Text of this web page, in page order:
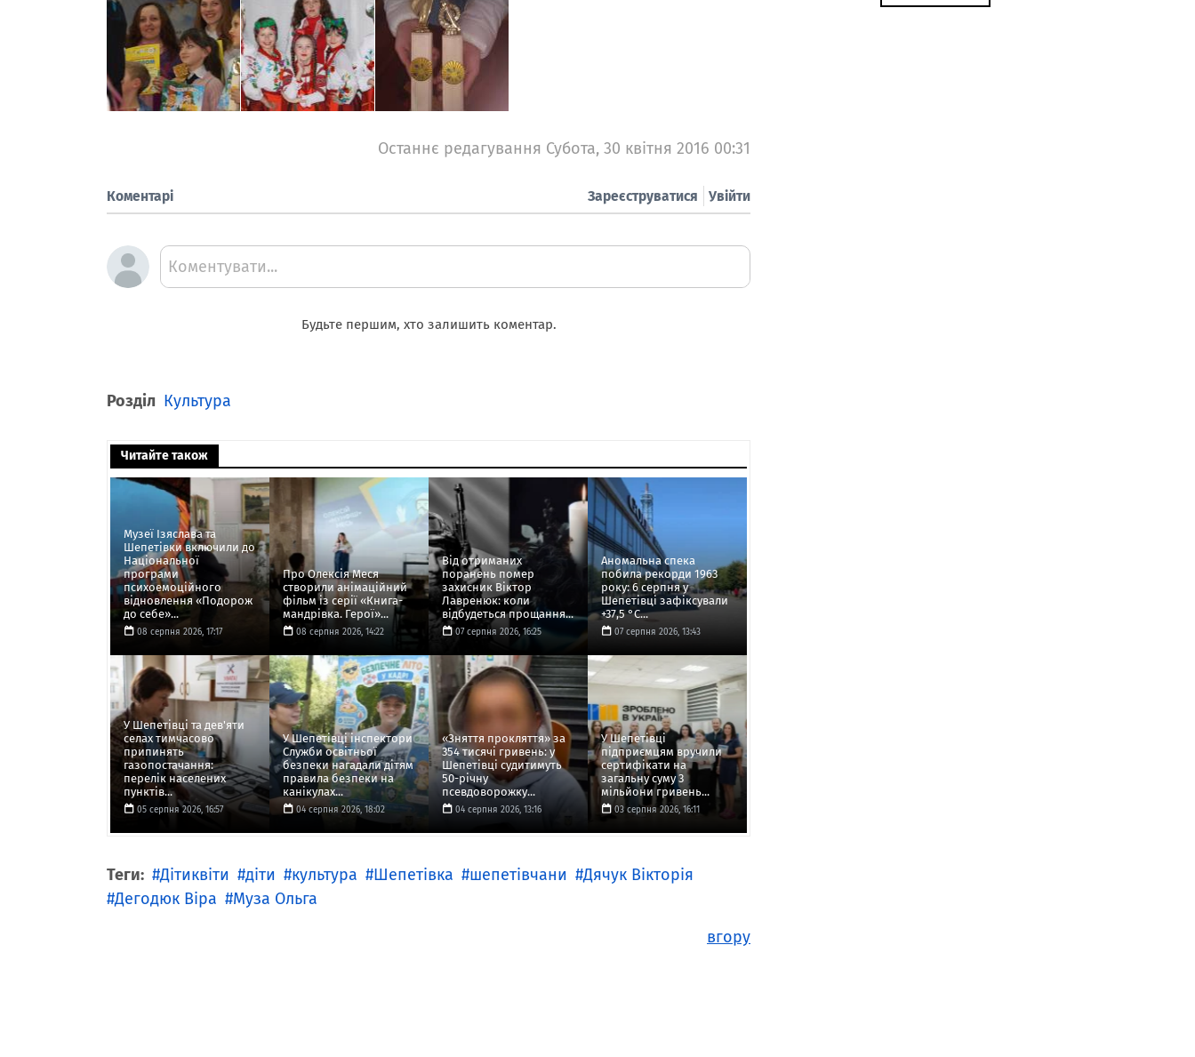
Останнє редагування Субота, 30 квітня 2016 00:31
Коментарі Увійти
Зареєструватися
Коментувати...
Будьте першим, хто залишить коментар.
Розділ Культура
Читайте також
Музеї Ізяслава та
Шепетівки включили до
Національної
програми
психоемоційного
відновлення «Подорож
до себе»...
08 серпня 2026, 17:17
Про Олексія Меся
створили анімаційний
фільм із серії «Книга-
мандрівка. Герої»...
08 серпня 2026, 14:22
Від отриманих
поранень помер
захисник Віктор
Лавренюк: коли
відбудеться прощання...
07 серпня 2026, 16:25
Аномальна спека
побила рекорди 1963
року: 6 серпня у
Шепетівці зафіксували
+37,5 °C...
07 серпня 2026, 13:43
У Шепетівці та дев'яти
селах тимчасово
припинять
газопостачання:
перелік населених
пунктів...
05 серпня 2026, 16:57
У Шепетівці інспектори
Служби освітньої
безпеки нагадали дітям
правила безпеки на
канікулах...
04 серпня 2026, 18:02
«Зняття прокляття» за
354 тисячі гривень: у
Шепетівці судитимуть
50-річну
псевдоворожку...
04 серпня 2026, 13:16
У Шепетівці
підприємцям вручили
сертифікати на
загальну суму 3
мільйони гривень...
03 серпня 2026, 16:11
Теги: Дітиквіти діти культура Шепетівка шепетівчани
Дячук Вікторія
Дегодюк Віра
Муза Ольга
вгору